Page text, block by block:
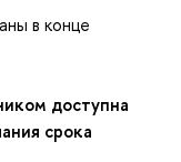
в конце
доступна
срока